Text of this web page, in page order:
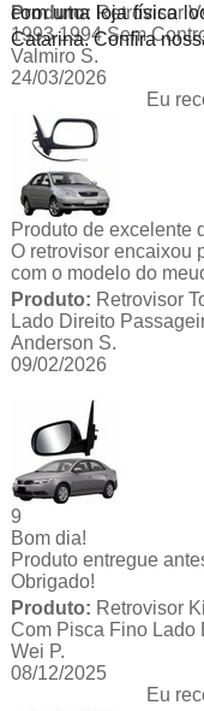
com uma loja física
Catarina. Confira
Produto: Retrovisor
1993 1994 Sem
Valmiro S.
24/03/2026
Eu
Produto de excelente
O retrovisor encaixou
com o modelo do
Produto: Retrovisor
Lado Direito
Anderson S.
09/02/2026
9
Bom dia!
Produto entregue
Obrigado!
Produto: Retrovisor
Com Pisca Fino Lado
Wei P.
08/12/2025
Eu